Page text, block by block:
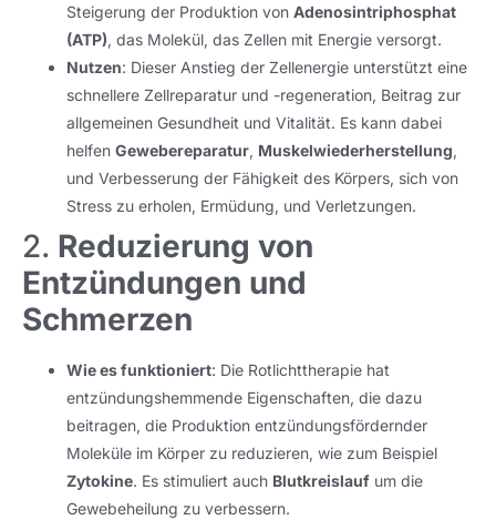
Steigerung der Produktion von Adenosintriphosphat
(ATP), das Molekül, das Zellen mit Energie versorgt.
Nutzen: Dieser Anstieg der Zellenergie unterstützt eine
schnellere Zellreparatur und -regeneration, Beitrag zur
allgemeinen Gesundheit und Vitalität. Es kann dabei
helfen Gewebereparatur, Muskelwiederherstellung,
und Verbesserung der Fähigkeit des Körpers, sich von
Stress zu erholen, Ermüdung, und Verletzungen.
2. Reduzierung von
Entzündungen und
Schmerzen
Wie es funktioniert: Die Rotlichttherapie hat
entzündungshemmende Eigenschaften, die dazu
beitragen, die Produktion entzündungsfördernder
Moleküle im Körper zu reduzieren, wie zum Beispiel
Zytokine. Es stimuliert auch Blutkreislauf um die
Gewebeheilung zu verbessern.